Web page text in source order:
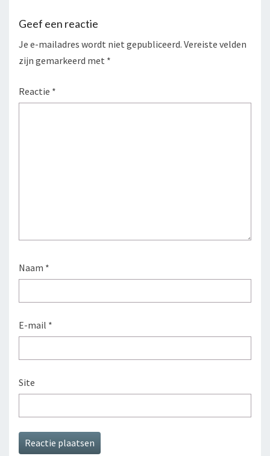
Geef een reactie
Je e-mailadres wordt niet gepubliceerd. Vereiste velden
zijn gemarkeerd met *
Reactie *
Naam *
E-mail *
Site